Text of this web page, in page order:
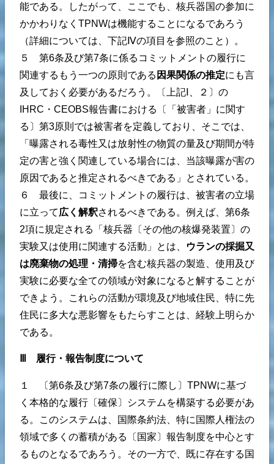
能である。したがって、ここでも、核兵器国の参加に
かかわりなくTPNWは機能することになるであろう
（詳細については、下記Ⅳの項目を参照のこと）。
５ 第6条及び第7条に係るコミットメントの履行に
関連するもう一つの原則である 因果関係の推定にも言
及しておく必要があるだろう。〔上記Ⅰ、２〕の
IHRC・CEOBS報告書における〔「被害者」に関す
る〕第3原則では被害者を定義しており、そこでは、
「曝露される毒性又は放射性の物質の量及び期間が特
定の害と強く関連している場合には、当該曝露が害の
原因であると推定されるべきである」とされている。
６ 最後に、コミットメントの履行は、被害者の立場
に立って広く解釈されるべきである。例えば、第6条
2項に規定される「核兵器〔その他の核爆発装置〕の
実験又は使用に関連する活動」とは、
ウランの採掘又
は廃棄物の処理・清掃を含む核兵器の製造、使用及び
実験に必要な全ての領域が対象になると解することが
できよう。これらの活動が環境及び地域住民、特に先
住民に多大な悪影響をもたらすことは、経験上明らか
である。
Ⅲ 履行・報告制度について
１ 〔第6条及び第7条の履行に際し〕TPNWに基づ
く本格的な履行〔確保〕システムを構築する必要があ
る。このシステムは、国際条約法、特に国際人権法の
領域で多くの蓄積がある〔国家〕報告制度を中心とす
るものとなるであろう。その一方で、既に存在する国